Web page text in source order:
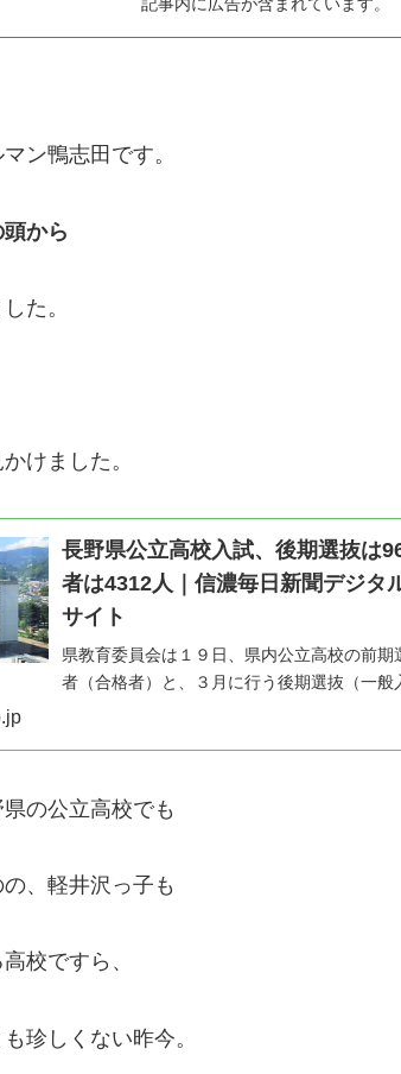
記事内に広告が含まれています。
ン鴨志田です。
から
た。
けました。
長野県公立高校入試、後期選抜は
者は4312人｜信濃毎日新聞デジ
サイト
県教育委員会は１９日、県内公立高校の前
者（合格者）と、３月に行う後期選抜（一般
の公立高校でも
、軽井沢っ子も
校ですら、
珍しくない昨今。